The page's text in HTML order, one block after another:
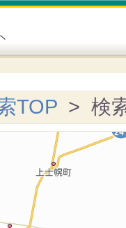
TOP > 検